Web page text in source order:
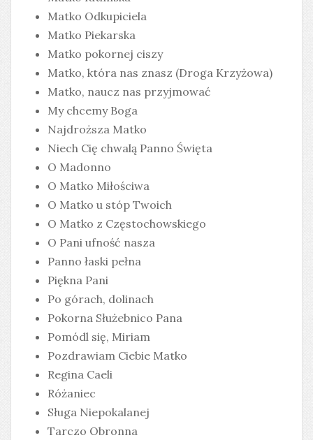
Matko Odkupiciela
Matko Piekarska
Matko pokornej ciszy
Matko, która nas znasz (Droga Krzyżowa)
Matko, naucz nas przyjmować
My chcemy Boga
Najdroższa Matko
Niech Cię chwalą Panno Święta
O Madonno
O Matko Miłościwa
O Matko u stóp Twoich
O Matko z Częstochowskiego
O Pani ufność nasza
Panno łaski pełna
Piękna Pani
Po górach, dolinach
Pokorna Służebnico Pana
Pomódl się, Miriam
Pozdrawiam Ciebie Matko
Regina Caeli
Różaniec
Sługa Niepokalanej
Tarczo Obronna